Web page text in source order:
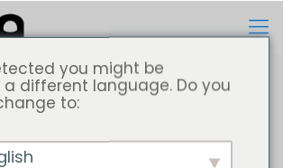
Computador portátil
you might be
a different language. Do you
to: